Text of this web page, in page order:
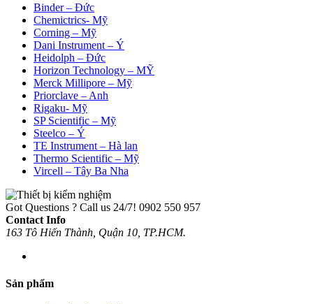
Binder – Đức
Chemictrics- Mỹ
Corning – Mỹ
Dani Instrument – Ý
Heidolph – Đức
Horizon Technology – MỸ
Merck Millipore – Mỹ
Priorclave – Anh
Rigaku- Mỹ
SP Scientific – Mỹ
Steelco – Ý
TE Instrument – Hà lan
Thermo Scientific – Mỹ
Vircell – Tây Ba Nha
Got Questions ? Call us 24/7! 0902 550 957
Contact Info
163 Tô Hiến Thành, Quận 10, TP.HCM.
Sản phẩm